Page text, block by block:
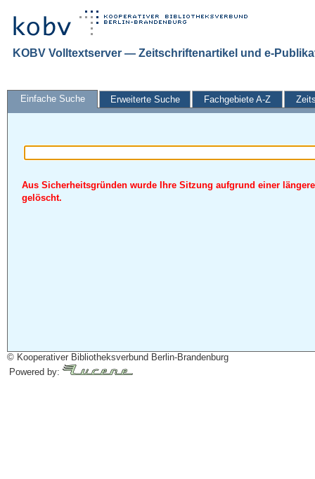
KOBV Volltextserver — Zeitschriftenartikel und e-
Einfache Suche Erweiterte Suche Fachgebiete A-Z
Aus Sicherheitsgründen wurde Ihre Sitzung aufgrund einer
gelöscht.
© Kooperativer Bibliotheksverbund Berlin-Brandenburg
Powered by: